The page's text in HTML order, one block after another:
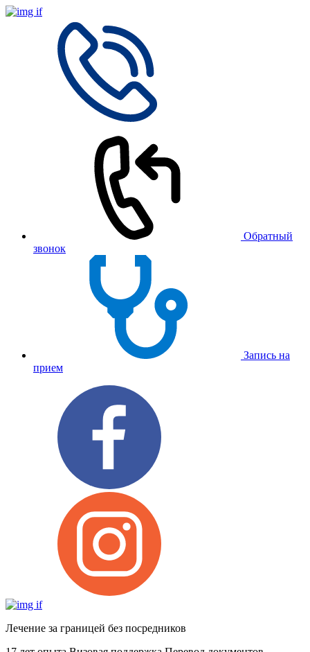
Обратный
звонок
Запись на
прием
Лечение за границей без посредников